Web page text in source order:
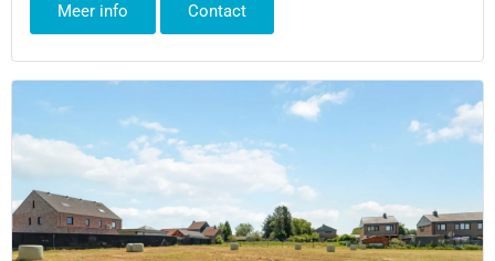
Meer info Contact